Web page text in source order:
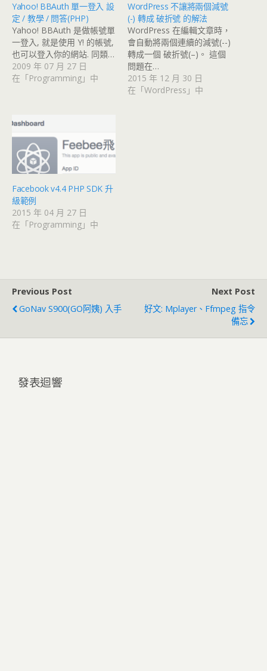
Yahoo! BBAuth 單一登入 設
定 / 教學 / 問答(PHP)
Yahoo! BBAuth 是做帳號單
一登入, 就是使用 Y! 的帳號,
也可以登入你的網站. 同類…
2009 年 07 月 27 日
在「Programming」中
WordPress 不讓將兩個減號
(-) 轉成 破折號 的解法
WordPress 在編輯文章時，
會自動將兩個連續的減號(--)
轉成一個 破折號(–)。 這個
問題在…
2015 年 12 月 30 日
在「WordPress」中
Facebook v4.4 PHP SDK 升
級範例
2015 年 04 月 27 日
在「Programming」中
Previous Post
GoNav S900(GO阿姨) 入手
Next Post
好文: Mplayer、ffmpeg 指令
備忘
發表迴響